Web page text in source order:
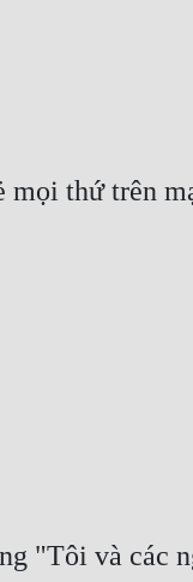
thứ trên
"Tôi và các